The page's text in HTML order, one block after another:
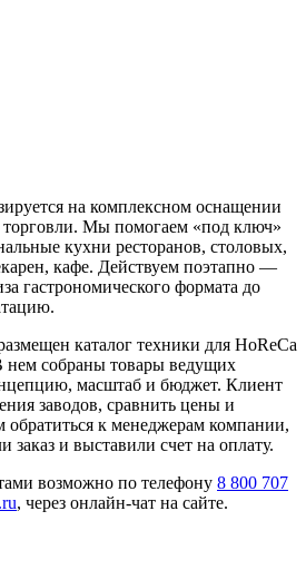
на комплексном оснащении
Мы помогаем «под ключ»
кухни ресторанов, столовых,
кафе. Действуем поэтапно —
гастрономического формата до
каталог техники для HoReCa
нем собраны товары ведущих
масштаб и бюджет. Клиент
заводов, сравнить цены и
обратиться к менеджерам компании,
и выставили счет на оплату.
возможно по телефону 8 800 707
, через онлайн-чат на сайте.